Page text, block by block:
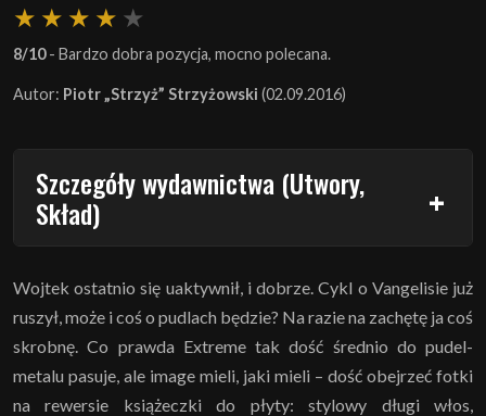
8/10- Bardzo dobra pozycja, mocno polecana.
Autor: Piotr „Strzyż” Strzyżowski (02.09.2016)
Szczegóły wydawnictwa (Utwory,
Skład)
Wojtek ostatnio się uaktywnił, i dobrze. Cykl o Vangelisie już
ruszył, może i coś o pudlach będzie? Na razie na zachętę ja coś
skrobnę. Co prawda Extreme tak dość średnio do pudel-
metalu pasuje, ale image mieli, jaki mieli – dość obejrzeć fotki
na rewersie książeczki do płyty: stylowy długi włos,